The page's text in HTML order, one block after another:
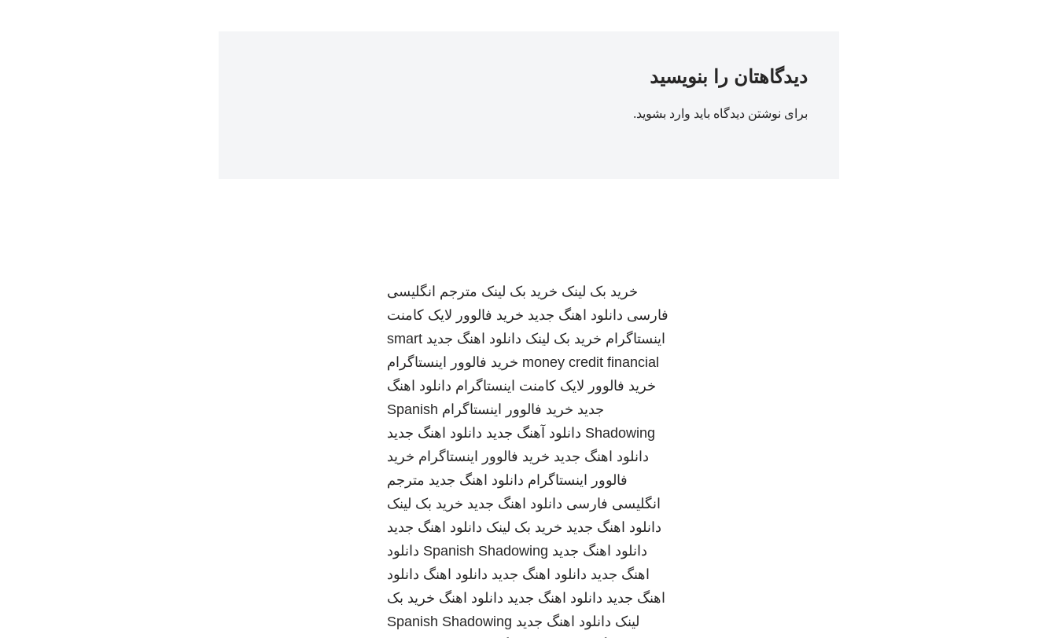
دیدگاهتان را بنویسید
برای نوشتن دیدگاه باید وارد بشوید.
خرید بک لینک خرید بک لینک مترجم انگلیسی
فارسی دانلود اهنگ جدید خرید فالوور لایک کامنت
اینستاگرام خرید بک لینک دانلود اهنگ جدید smart
money credit financial خرید فالوور اینستاگرام
خرید فالوور لایک کامنت اینستاگرام دانلود اهنگ
جدید خرید فالوور اینستاگرام Spanish
Shadowing دانلود آهنگ جدید دانلود اهنگ جدید
دانلود اهنگ جدید خرید فالوور اینستاگرام خرید
فالوور اینستاگرام دانلود اهنگ جدید مترجم
انگلیسی فارسی دانلود اهنگ جدید خرید بک لینک
دانلود اهنگ جدید خرید بک لینک دانلود اهنگ جدید
دانلود اهنگ جدید Spanish Shadowing دانلود
اهنگ جدید دانلود اهنگ جدید دانلود اهنگ دانلود
اهنگ جدید دانلود اهنگ جدید دانلود اهنگ خرید بک
لینک دانلود اهنگ جدید Spanish Shadowing